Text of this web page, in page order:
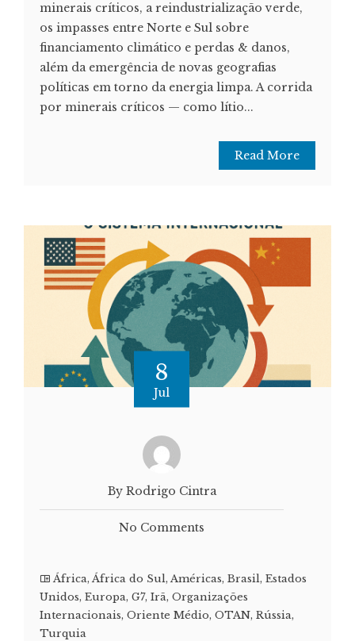
minerais críticos, a reindustrialização verde,
os impasses entre Norte e Sul sobre
financiamento climático e perdas & danos,
além da emergência de novas geografias
políticas em torno da energia limpa. A corrida
por minerais críticos — como lítio...
Read More
8
Jul
By Rodrigo Cintra
No Comments
África, África do Sul, Américas, Brasil, Estados
Unidos, Europa, G7, Irã, Organizações
Internacionais, Oriente Médio, OTAN, Rússia,
Turquia